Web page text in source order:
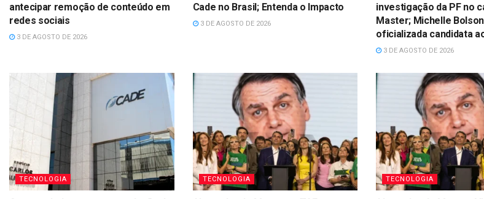
antecipar remoção de conteúdo em
redes sociais
3 DE AGOSTO DE 2026
Cade no Brasil; Entenda o Impacto
3 DE AGOSTO DE 2026
investigação da PF no
Master; Michelle
oficializada candidata
3 DE AGOSTO DE 2026
TECNOLOGIA TECNOLOGIA TECNOLOGIA